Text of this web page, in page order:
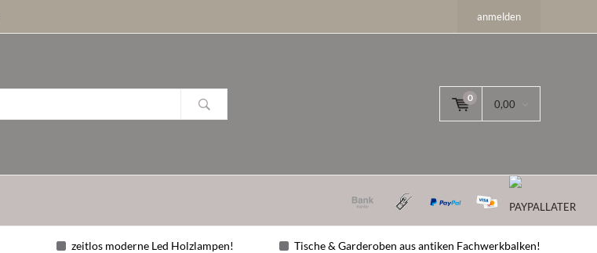
anmelden
0
0,00
zeitlos moderne Led Holzlampen! Tische & Garderoben aus antiken Fachwerkbalken!